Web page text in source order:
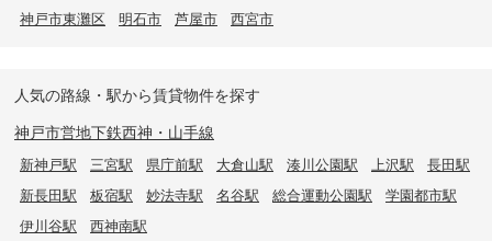
神戸市東灘区
明石市 芦屋市 西宮市
人気の路線・駅から賃貸物件を探す
神戸市営地下鉄西神・山手線
新神戸駅 三宮駅 県庁前駅 大倉山駅 湊川公園駅 上沢駅
長田駅
新長田駅
板宿駅 妙法寺駅 名谷駅 総合運動公園駅
学園都市駅
伊川谷駅
西神南駅